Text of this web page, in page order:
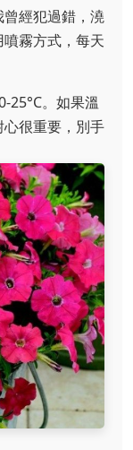
經犯過錯，澆
霧方式，每天
25°C。如果溫
很重要，別手